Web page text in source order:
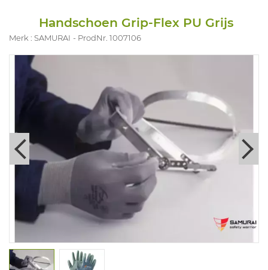
Handschoen Grip-Flex PU Grijs
Merk : SAMURAI ProdNr. 1007106